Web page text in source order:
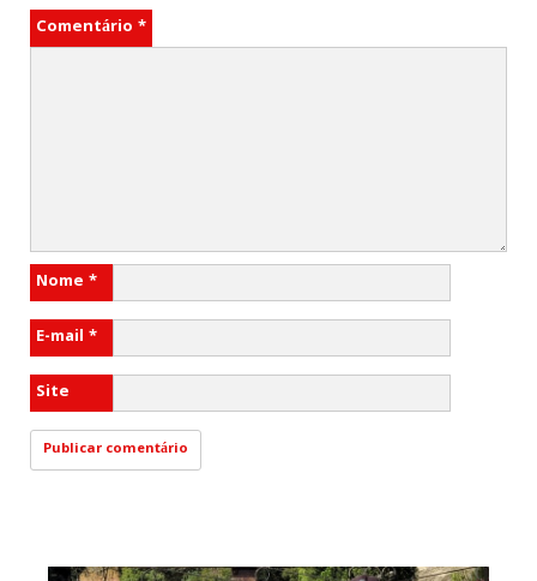
Comentário *
Nome *
E-mail *
Site